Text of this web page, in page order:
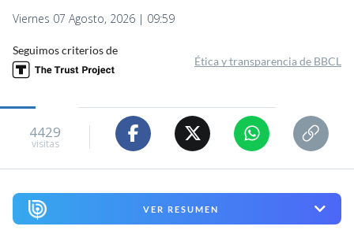
Viernes 07 Agosto, 2026 | 09:59
Seguimos criterios de
Ética y transparencia de BBCL
4429
visitas
VER RESUMEN